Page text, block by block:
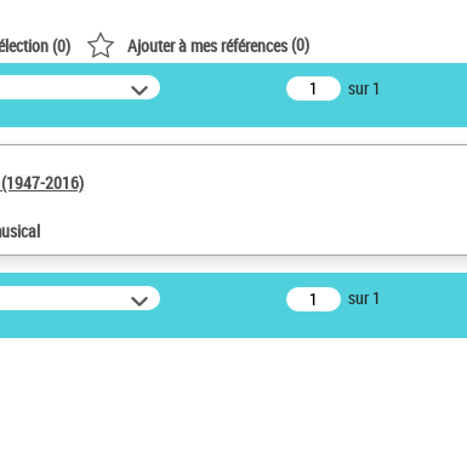
(0) Ajouter à mes références(0)
sur 1
2016)
sur 1